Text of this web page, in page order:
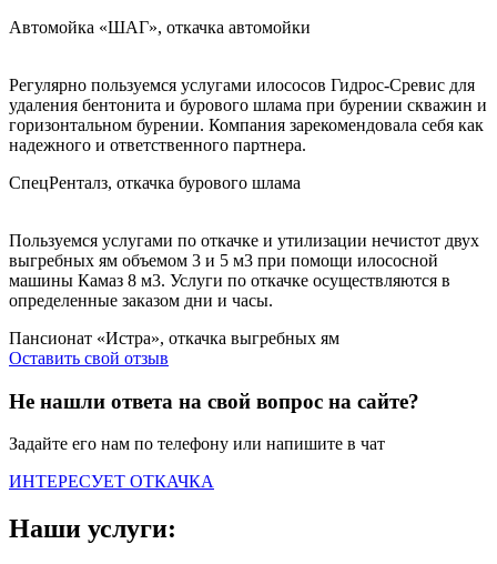
Автомойка «ШАГ», откачка автомойки
Регулярно пользуемся услугами илососов Гидрос-Сревис для
удаления бентонита и бурового шлама при бурении скважин и
горизонтальном бурении. Компания зарекомендовала себя как
надежного и ответственного партнера.
СпецРенталз, откачка бурового шлама
Пользуемся услугами по откачке и утилизации нечистот двух
выгребных ям объемом 3 и 5 м3 при помощи илососной
машины Камаз 8 м3. Услуги по откачке осуществляются в
определенные заказом дни и часы.
Пансионат «Истра», откачка выгребных ям
Оставить свой отзыв
Не нашли ответа на свой вопрос на сайте?
Задайте его нам по телефону или напишите в чат
ИНТЕРЕСУЕТ ОТКАЧКА
Наши услуги: